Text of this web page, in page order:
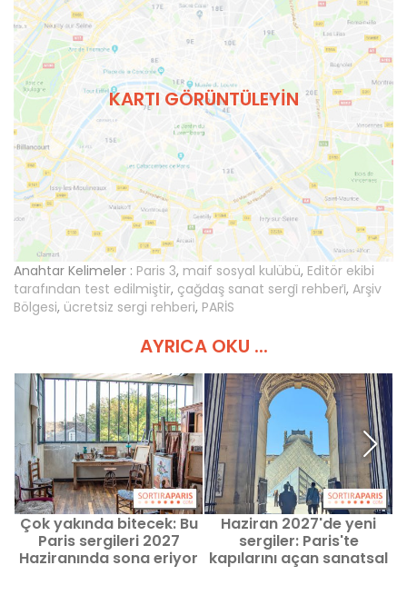
KARTI GÖRÜNTÜLEYIN
Anahtar Kelimeler : Paris 3, maif sosyal kulübü, Editör ekibi
tarafından test edilmiştir, çağdaş sanat sergi̇ rehberi̇, Arşiv
Bölgesi, ücretsiz sergi rehberi, PARİS
AYRICA OKU ...
Çok yakında bitecek: Bu
Paris sergileri 2027
Haziranında sona eriyor
Haziran 2027'de yeni
sergiler: Paris'te
kapılarını açan sanatsal